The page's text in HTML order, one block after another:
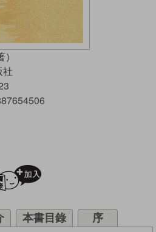
社
本書目錄 序